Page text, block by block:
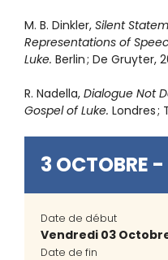
M. B. Dinkler, Silent
Representations of
Luke. Berlin ; De Gruyter,
R. Nadella, Dialogue Not
Gospel of Luke. Londres ;
3 OCTOBRE
Date de début
Vendredi 03
Date de fin